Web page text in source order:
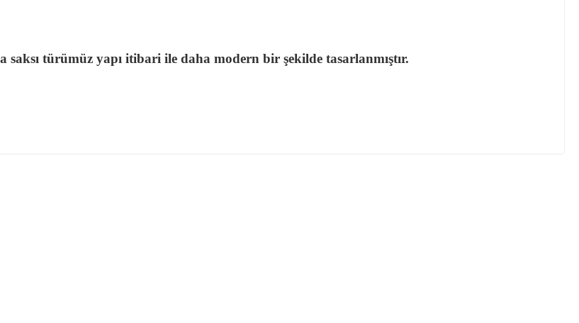
türümüz yapı itibari ile daha modern bir şekilde tasarlanmıştır.